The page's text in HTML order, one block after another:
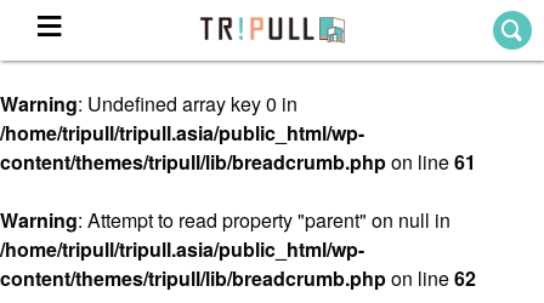
ホーム
Theme
テーマから探す
Warning: Undefined array key 0 in
/home/tripull/tripull.asia/public_html/wp-
content/themes/tripull/lib/breadcrumb.phpon line61
Warning: Attempt to read property "parent" on null in
/home/tripull/tripull.asia/public_html/wp-
content/themes/tripull/lib/breadcrumb.phpon line62